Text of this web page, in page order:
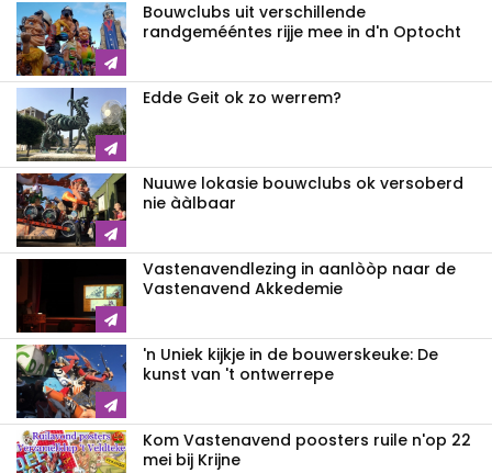
Bouwclubs uit verschillende
randgemééntes rijje mee in d'n Optocht
Edde Geit ok zo werrem?
Nuuwe lokasie bouwclubs ok versoberd
nie ààlbaar
Vastenavendlezing in aanlòòp naar de
Vastenavend Akkedemie
'n Uniek kijkje in de bouwerskeuke: De
kunst van 't ontwerrepe
Kom Vastenavend poosters ruile n'op 22
mei bij Krijne